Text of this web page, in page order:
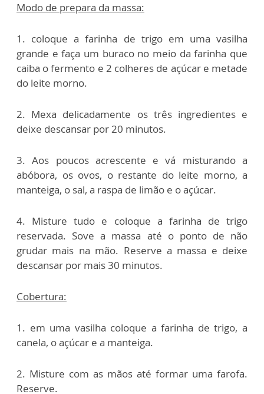
Modo de prepara da massa:
1. coloque a farinha de trigo em uma vasilha
grande e faça um buraco no meio da farinha que
caiba o fermento e 2 colheres de açúcar e metade
do leite morno.
2. Mexa delicadamente os três ingredientes e
deixe descansar por 20 minutos.
3. Aos poucos acrescente e vá misturando a
abóbora, os ovos, o restante do leite morno, a
manteiga, o sal, a raspa de limão e o açúcar.
4. Misture tudo e coloque a farinha de trigo
reservada. Sove a massa até o ponto de não
grudar mais na mão. Reserve a massa e deixe
descansar por mais 30 minutos.
Cobertura:
1. em uma vasilha coloque a farinha de trigo, a
canela, o açúcar e a manteiga.
2. Misture com as mãos até formar uma farofa.
Reserve.